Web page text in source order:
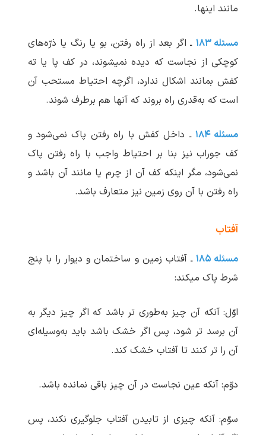
مانند اینها.
مسئله ۱۸۳
ـ اگر بعد از راه رفتن، بو یا رنگ یا ذرّه‌های
کوچکی از نجاست که دیده نمی‏شوند، در کف پا یا ته
کفش بمانند اشکال ندارد، اگرچه احتیاط مستحب آن
است که به‌قدری راه بروند که آنها هم برطرف شوند.
مسئله ۱۸۴
ـ داخل کفش با راه رفتن پاک نمی‌شود و
کف جوراب نیز بنا بر احتیاط واجب با راه رفتن پاک
نمی‌شود، مگر اینکه کف آن از چرم یا مانند آن باشد و
راه رفتن با آن روی زمین نیز متعارف باشد.
آفتاب
مسئله ۱۸۵
ـ آفتاب زمین و ساختمان و دیوار را با پنج
شرط پاک می‏کند:
اوّل: آنکه آن چیز به‌طوری تر باشد که اگر چیز دیگر به
آن برسد تر شود، پس اگر خشک باشد باید به‌وسیله‌ای
آن را تر کنند تا آفتاب خشک کند.
دوّم: آنکه عین نجاست در آن چیز باقی نمانده باشد.
سوّم: آنکه چیزی از تابیدن آفتاب جلوگیری نکند، پس